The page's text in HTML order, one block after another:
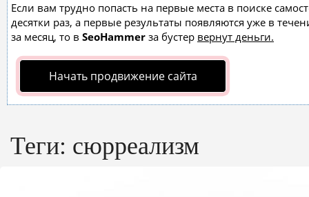
Если вам трудно попасть на первые места в поиске
десятки раз, а первые результаты появляются уже в
за месяц, то в SeoHammer за бустер вернут деньги.
Начать продвижение сайта
Теги: сюрреализм